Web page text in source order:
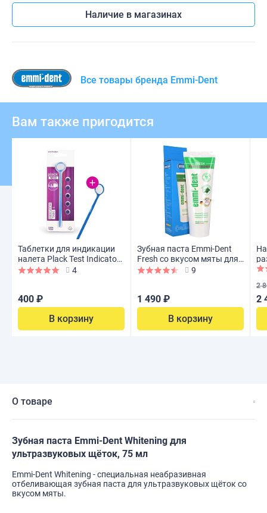
Наличие в магазинах
Все товары бренда Emmi-Dent
Вам также пригодится
Таблетки для индикации
налета Plack Test Indicator
Tabs, зеркало + 5 шт.
4
400 ₽
В корзину
Зубная паста Emmi-Dent
Fresh со вкусом мяты для
ультразвуковых щёток, 75
9
1 490 ₽
В корзину
2
2
О товаре
Зубная паста Emmi-Dent Whitening для
ультразвуковых щёток, 75 мл
Emmi-Dent Whitening - специальная неабразивная
отбеливающая зубная паста для ультразвуковых щёток со
вкусом мяты.